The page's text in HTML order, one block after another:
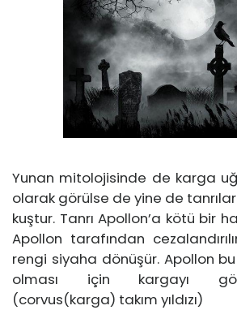
Yunan mitolojisinde de karga
olarak görülse de yine de
kuştur. Tanrı Apollon’a kötü bir
Apollon tarafından
rengi siyaha dönüşür. Apollon
olması için kargayı
(corvus(karga) takım yıldızı)